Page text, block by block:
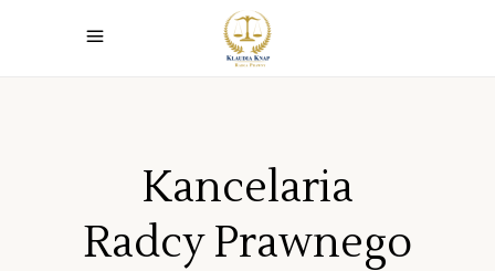
Kancelaria
Radcy Prawnego